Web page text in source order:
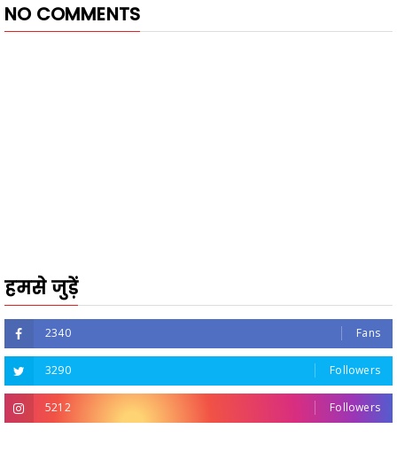
NO COMMENTS
हमसे जुड़ें
2340 Fans
3290 Followers
5212 Followers